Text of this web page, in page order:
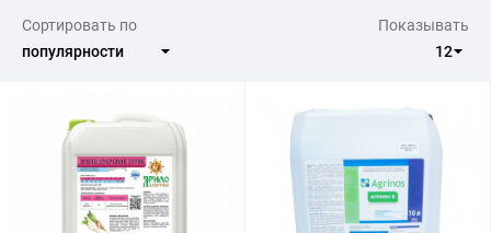
Сортировать по
Показывать